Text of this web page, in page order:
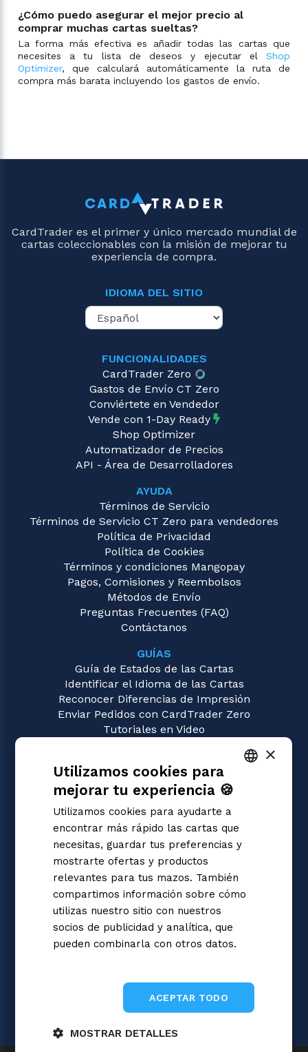
¿Cómo puedo asegurar el mejor precio al
comprar muchas cartas sueltas?
La forma más efectiva es añadir todas las cartas que
necesites a tu lista de deseos y ejecutar el Shop
Optimizer, que calculará automáticamente la ruta de
compra más barata incluyendo los gastos de envío.
CardTrader es el primer y único mercado mundial de
cartas coleccionables con la misión de mejorar tu
experiencia de compra.
IDIOMA DEL SITIO
FUNCIONALIDADES
CardTrader Zero
Gastos de Envío CT Zero
Conviértete en Vendedor
Vende con 1-Day Ready
Shop Optimizer
Automatizador de Precios
API - Área de Desarrolladores
AYUDA
Términos de Servicio
Términos de Servicio CT Zero para vendedores
Política de Privacidad
Política de Cookies
Términos y condiciones Mangopay
Pagos, Comisiones y Reembolsos
Métodos de Envío
Preguntas Frecuentes (FAQ)
Contáctanos
GUÍAS
Guía de Estados de las Cartas
Identificar el Idioma de las Cartas
Reconocer Diferencias de Impresión
Enviar Pedidos con CardTrader Zero
Tutoriales en Video
Yu-Gi-Oh!
Magic: the Gathering
Pokémon
Flesh and Blood
Digimon
One Piece
Dragon Ball Super
Cardfight!! Vanguard
Disney Lorcana
Star Wars Unlimited
Union Arena
Riftbound | League of Legends
ITALIAN
×
Utilizamos cookies para
mejorar tu experiencia 🍪
Utilizamos cookies para ayudarte a
encontrar más rápido las cartas que
necesitas, guardar tus preferencias y
mostrarte ofertas y productos
relevantes para tus mazos. También
compartimos información sobre cómo
utilizas nuestro sitio con nuestros
socios de publicidad y analítica, que
pueden combinarla con otros datos.
ACEPTAR TODO
MOSTRAR DETALLES